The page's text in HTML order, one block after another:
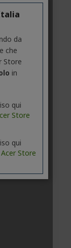
da
che
Store
in
qui
Store
qui
Acer Store